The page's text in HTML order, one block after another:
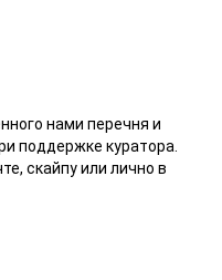
нами перечня и
поддержке куратора.
скайпу или лично в